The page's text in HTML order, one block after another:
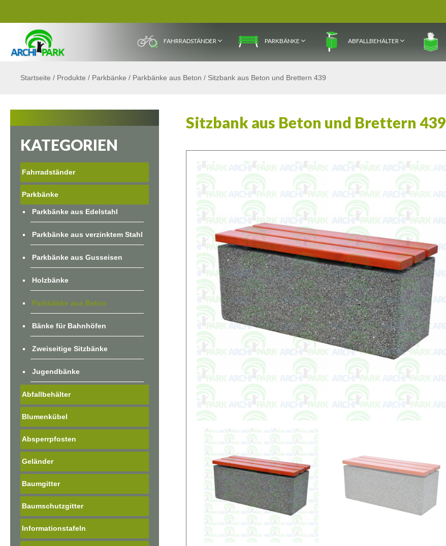
FAHRRADSTÄNDER PARKBÄNKE ABFALLBEHÄLTER
Startseite / Produkte / Parkbänke / Parkbänke aus Beton / Sitzbank aus Beton und Brettern 439
Sitzbank aus Beton und Brettern 439
KATEGORIEN
Fahrradständer
Parkbänke
Parkbänke aus Edelstahl
Parkbänke aus verzinktem Stahl
Parkbänke aus Gusseisen
Holzbänke
Parkbänke aus Beton
Bänke für Bahnhöfen
Zweiseitige Sitzbänke
Jugendbänke
Abfallbehälter
Blumenkübel
Absperrpfosten
Geländer
Baumgitter
Baumschutzgitter
Informationstafeln